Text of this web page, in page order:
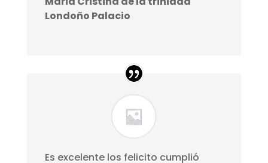
Londoño Palacio
Es excelente los felicito cumplió